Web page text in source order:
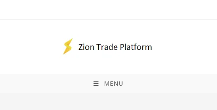
MENU